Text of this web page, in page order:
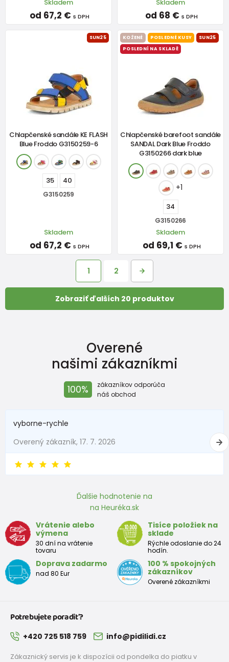
Skladem
od 67,2 € s DPH
Skladem
od 68 € s DPH
SUN25
Chlapčenské sandále KE FLASH
Blue Froddo G3150259-6
35 40
G3150259
Skladem
od 67,2 € s DPH
KOŽENÉ POSLEDNÉ KUSY
SUN25
POSLEDNÍ NA SKLADĚ
Chlapčenské barefoot sandále
SANDAL Dark Blue Froddo
G3150266 dark blue
+1
34
G3150266
Skladem
od 69,1 € s DPH
1 2
Zobraziť ďalších 20 produktov
Overené
našimi zákazníkmi
100%
zákazníkov odporúča
náš obchod
vyborne-rychle
Overený zákazník, 17. 7. 2026
Ďalšie hodnotenie na
na Heuréka.sk
Vrátenie alebo
výmena
30 dní na vrátenie
tovaru
Tisíce položiek na
sklade
Rýchle odoslanie do 24
hodín.
Doprava zadarmo
nad 80 Eur
100 % spokojných
zákazníkov
Overené zákazníkmi
Potrebujete poradiť?
+420 725 518 759 info@pidilidi.cz
Zákaznický servis je k dispozícii od pondelka do piatku v